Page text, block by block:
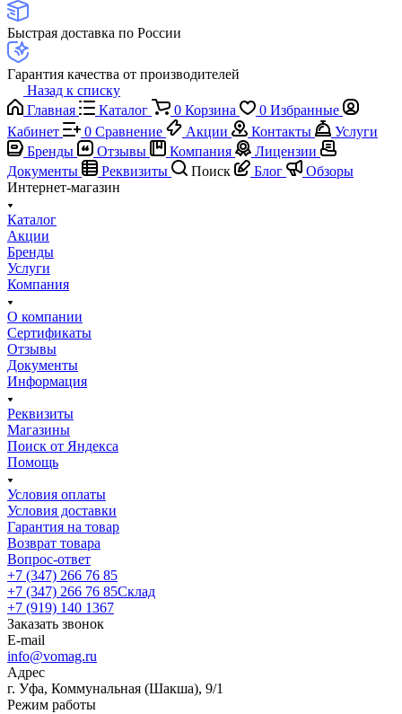
Быстрая доставка по России
Гарантия качества от производителей
Назад к списку
Главная
Каталог 0 Корзина 0 Избранные
Кабинет
0 Сравнение Акции Контакты
Услуги
Бренды
Отзывы Компания
Лицензии
Документы
Реквизиты Поиск Блог
Обзоры
Интернет-магазин
Каталог
Акции
Бренды
Услуги
Компания
О компании
Сертификаты
Отзывы
Документы
Информация
Реквизиты
Магазины
Поиск от Яндекса
Помощь
Условия оплаты
Условия доставки
Гарантия на товар
Возврат товара
Вопрос-ответ
+7 (347) 266 76 85
+7 (347) 266 76 85Склад
+7 (919) 140 1367
Заказать звонок
E-mail
info@vomag.ru
Адрес
г. Уфа, Коммунальная (Шакша), 9/1
Режим работы